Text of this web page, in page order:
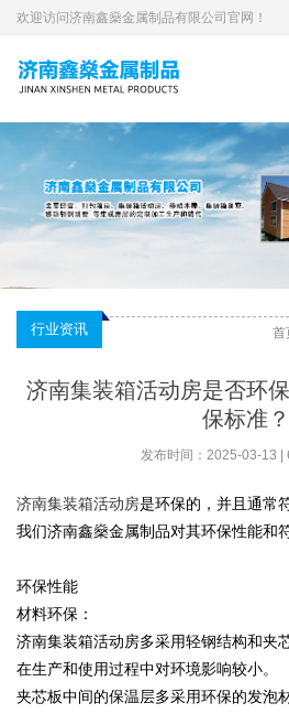
欢迎访问济南鑫燊金属制品有限公司官网！
行业资讯 首
济南集装箱活动房是否环
保标准？
发布时间：2025-03-13 |
济南集装箱活动房是环保的，并且通常
我们济南鑫燊金属制品对其环保性能和
环保性能
材料环保：
济南集装箱活动房多采用轻钢结构和夹
在生产和使用过程中对环境影响较小。
夹芯板中间的保温层多采用环保的发泡